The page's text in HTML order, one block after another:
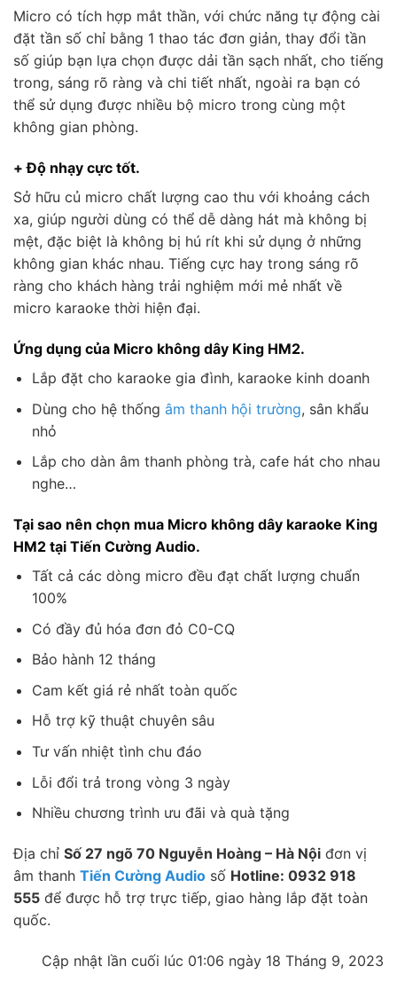
Micro có tích hợp mắt thần, với chức năng tự động cài
đặt tần số chỉ bằng 1 thao tác đơn giản, thay đổi tần
số giúp bạn lựa chọn được dải tần sạch nhất, cho tiếng
trong, sáng rõ ràng và chi tiết nhất, ngoài ra bạn có
thể sử dụng được nhiều bộ micro trong cùng một
không gian phòng.
+ Độ nhạy cực tốt.
Sở hữu củ micro chất lượng cao thu với khoảng cách
xa, giúp người dùng có thể dễ dàng hát mà không bị
mệt, đặc biệt là không bị hú rít khi sử dụng ở những
không gian khác nhau. Tiếng cực hay trong sáng rõ
ràng cho khách hàng trải nghiệm mới mẻ nhất về
micro karaoke thời hiện đại.
Ứng dụng của Micro không dây King HM2.
Lắp đặt cho karaoke gia đình, karaoke kinh doanh
Dùng cho hệ thống âm thanh hội trường, sân khẩu
nhỏ
Lắp cho dàn âm thanh phòng trà, cafe hát cho nhau
nghe…
Tại sao nên chọn mua Micro không dây karaoke King
HM2 tại Tiến Cường Audio.
Tất cả các dòng micro đều đạt chất lượng chuẩn
100%
Có đầy đủ hóa đơn đỏ C0-CQ
Bảo hành 12 tháng
Cam kết giá rẻ nhất toàn quốc
Hỗ trợ kỹ thuật chuyên sâu
Tư vấn nhiệt tình chu đáo
Lỗi đổi trả trong vòng 3 ngày
Nhiều chương trình ưu đãi và quà tặng
Địa chỉ Số 27 ngõ 70 Nguyễn Hoàng – Hà Nội đơn vị
âm thanh Tiến Cường Audio số Hotline: 0932 918
555 để được hỗ trợ trực tiếp, giao hàng lắp đặt toàn
quốc.
Cập nhật lần cuối lúc 01:06 ngày 18 Tháng 9, 2023